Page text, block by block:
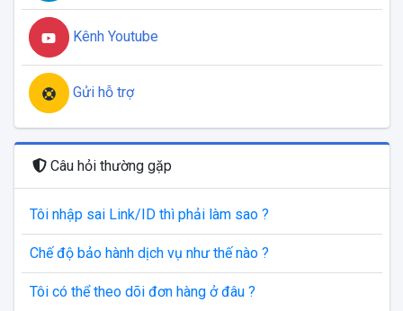
Kênh Youtube
Gửi hỗ trợ
Câu hỏi thường gặp
Tôi nhập sai Link/ID thì phải làm sao ?
Chế độ bảo hành dịch vụ như thế nào ?
Tôi có thể theo dõi đơn hàng ở đâu ?